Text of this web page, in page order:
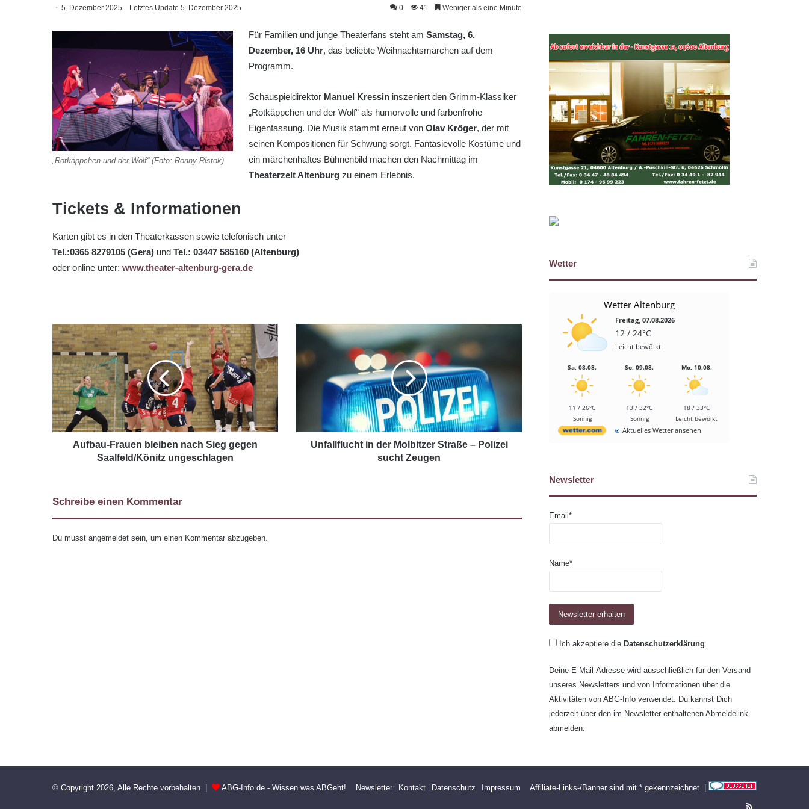
5. Dezember 2025 Letztes Update 5. Dezember 2025 0 41 Weniger als eine Minute
„Rotkäppchen und der Wolf“ (Foto: Ronny Ristok)
Für Familien und junge Theaterfans steht amSamstag, 6.
Dezember, 16 Uhr, das beliebte Weihnachtsmärchen auf dem
Programm.
Schauspieldirektor Manuel Kressin inszeniert den Grimm-Klassiker
„Rotkäppchen und der Wolf“ als humorvolle und farbenfrohe
Eigenfassung. Die Musik stammt erneut vonOlav Kröger, der mit
seinen Kompositionen für Schwung sorgt. Fantasievolle Kostüme und
ein märchenhaftes Bühnenbild machen den Nachmittag im
Theaterzelt Altenburg zu einem Erlebnis.
Tickets & Informationen
Karten gibt es in den Theaterkassen sowie telefonisch unter
Tel.:0365 8279105 (Gera) und Tel.: 03447 585160 (Altenburg)
oder online unter: www.theater-altenburg-gera.de
Aufbau-Frauen bleiben nach Sieg gegen
Saalfeld/Könitz ungeschlagen
Unfallflucht in der Molbitzer Straße – Polizei
sucht Zeugen
Schreibe einen Kommentar
Du musst angemeldet sein, um einen Kommentar abzugeben.
Wetter
Wetter Altenburg
Freitag, 07.08.2026
12 / 24°C
Leicht bewölkt
Sa, 08.08.
11 / 26°C
Sonnig
So, 09.08.
13 / 32°C
Sonnig
Mo, 10.08.
18 / 33°C
Leicht bewölkt
Aktuelles Wetter ansehen
Newsletter
Email*
Name*
Ich akzeptiere die Datenschutzerklärung.
Deine E-Mail-Adresse wird ausschließlich für den Versand
unseres Newsletters und von Informationen über die
Aktivitäten von ABG-Info verwendet. Du kannst Dich
jederzeit über den im Newsletter enthaltenen Abmeldelink
abmelden.
© Copyright 2026, Alle Rechte vorbehalten | ABG-Info.de - Wissen was ABGeht! Affiliate-Links-/Banner sind mit * gekennzeichnet |
Newsletter Kontakt Datenschutz Impressum